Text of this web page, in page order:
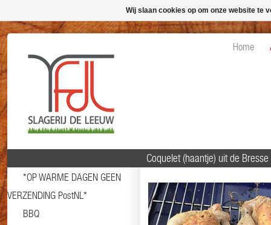
Home
*OP WARME DAGEN GEEN
VERZENDING PostNL*
BBQ
Coquelet (haantje) uit de
Wij slaan cookies op om onze website te